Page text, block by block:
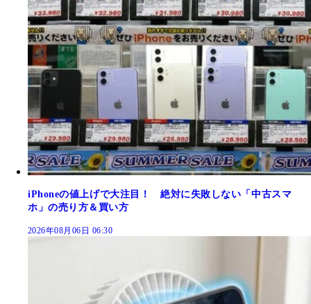
iPhoneの値上げで大注目！ 絶対に失敗しない「中古スマ
ホ」の売り方＆買い方
2026年08月06日 06:30